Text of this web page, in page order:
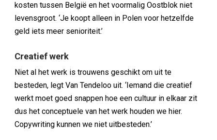
kosten tussen België en het voormalig Oostblok niet
levensgroot. ‘Je koopt alleen in Polen voor hetzelfde
geld iets meer senioriteit.’
Creatief werk
Niet al het werk is trouwens geschikt om uit te
besteden, legt Van Tendeloo uit. ‘Iemand die creatief
werkt moet goed snappen hoe een cultuur in elkaar zit
dus het conceptuele van het werk houden we hier.
Copywriting kunnen we niet uitbesteden.’